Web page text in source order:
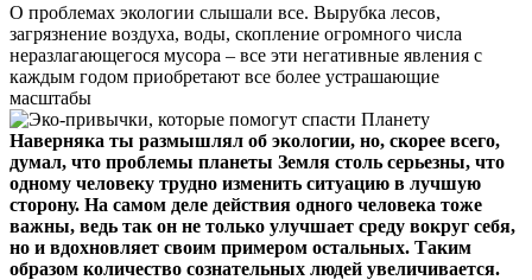
О проблемах экологии слышали все. Вырубка лесов,
загрязнение воздуха, воды, скопление огромного числа
неразлагающегося мусора – все эти негативные явления с
каждым годом приобретают все более устрашающие
масштабы
Наверняка ты размышлял об экологии, но, скорее всего,
думал, что проблемы планеты Земля столь серьезны, что
одному человеку трудно изменить ситуацию в лучшую
сторону. На самом деле действия одного человека тоже
важны, ведь так он не только улучшает среду вокруг себя,
но и вдохновляет своим примером остальных. Таким
образом количество сознательных людей увеличивается.